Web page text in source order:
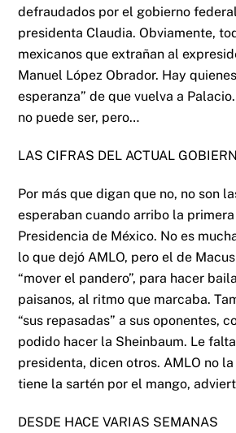
defraudados por el gobierno
presidenta Claudia. Obviamente,
mexicanos que extrañan al
Manuel López Obrador. Hay
esperanza” de que vuelva a
no puede ser, pero…
LAS CIFRAS DEL ACTUAL
Por más que digan que no, no son
esperaban cuando arribo la
Presidencia de México. No es
lo que dejó AMLO, pero el de
“mover el pandero”, para hacer
paisanos, al ritmo que marcaba.
“sus repasadas” a sus oponentes,
podido hacer la Sheinbaum. Le
presidenta, dicen otros. AMLO no
tiene la sartén por el mango,
DESDE HACE VARIAS SEMANAS